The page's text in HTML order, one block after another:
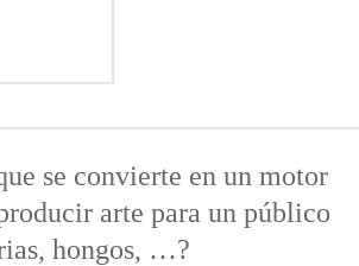
se convierte en un motor
arte para un público
hongos, …?